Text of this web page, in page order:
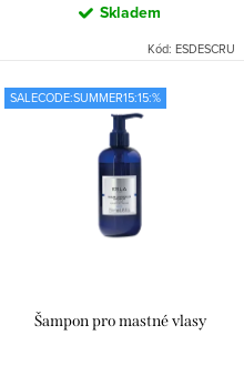
Skladem
Kód: ESDESCRU
SALECODE:SUMMER15:15:%
Šampon pro mastné vlasy